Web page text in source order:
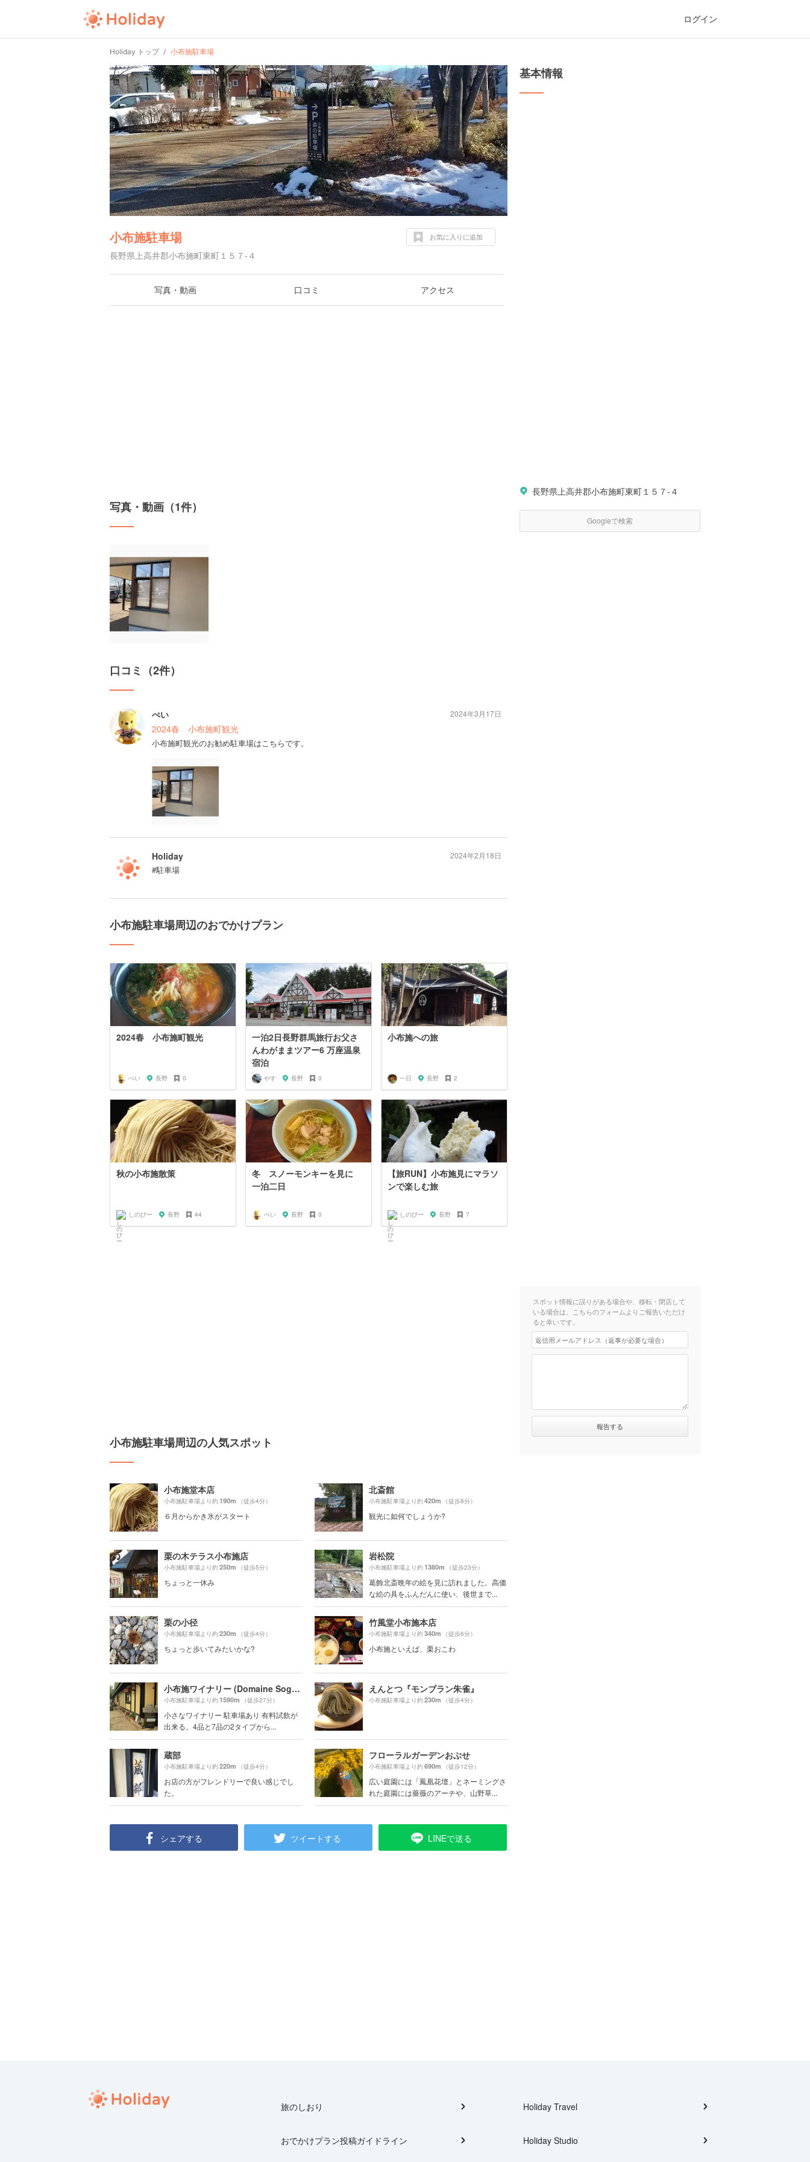
ログイン
Holiday トップ 小布施駐車場
小布施駐車場
長野県上高井郡小布施町東町１５７-４
お気に入りに追加
写真・動画 口コミ アクセス
写真・動画（1件）
口コミ（2件）
ぺい
2024春 小布施町観光
小布施町観光のお勧め駐車場はこちらです。
2024年3月17日
Holiday
#駐車場
2024年2月18日
小布施駐車場周辺のおでかけプラン
2024春 小布施町観光
ぺい 長野 0
一泊2日長野群馬旅行お父さ
んわがままツアー6 万座温泉
宿泊
やす 長野 0
小布施への旅
一日 長野 2
秋の小布施散策
しのびー 長野 44
冬 スノーモンキーを見に
一泊二日
ぺい 長野 0
【旅RUN】小布施見にマラソ
ンで楽しむ旅
しのびー 長野 7
小布施駐車場周辺の人気スポット
小布施堂本店
小布施駐車場より約190m （徒歩4分）
６月からかき氷がスタート
北斎館
小布施駐車場より約420m （徒歩8分）
観光に如何でしょうか?
栗の木テラス小布施店
小布施駐車場より約250m （徒歩5分）
ちょっと一休み
岩松院
小布施駐車場より約1380m （徒歩23分）
葛飾北斎晩年の絵を見に訪れました。高価
な絵の具をふんだんに使い、後世まで...
栗の小径
小布施駐車場より約230m （徒歩4分）
ちょっと歩いてみたいかな?
竹風堂小布施本店
小布施駐車場より約340m （徒歩6分）
小布施といえば、栗おこわ
小布施ワイナリー (Domaine Sogga)
小布施駐車場より約1590m （徒歩27分）
小さなワイナリー 駐車場あり 有料試飲が
出来る。4品と7品の2タイプから...
えんとつ『モンブラン朱雀』
小布施駐車場より約230m （徒歩4分）
蔵部
小布施駐車場より約220m （徒歩4分）
お店の方がフレンドリーで良い感じでし
た。
フローラルガーデンおぶせ
小布施駐車場より約690m （徒歩12分）
広い庭園には「鳳凰花壇」とネーミングさ
れた庭園には薔薇のアーチや、山野草...
シェアする ツイートする LINEで送る
基本情報
長野県上高井郡小布施町東町１５７-４
Googleで検索
スポット情報に誤りがある場合や、移転・閉店して
いる場合は、こちらのフォームよりご報告いただけ
ると幸いです。
旅のしおり
おでかけプラン投稿ガイドライン
Holiday Travel
Holiday Studio